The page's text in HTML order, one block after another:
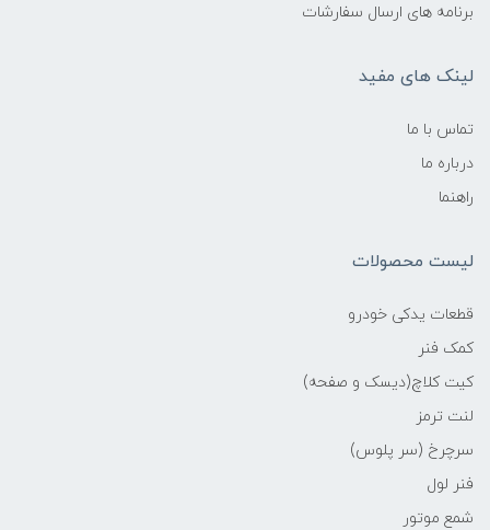
برنامه های ارسال سفارشات
لینک های مفید
تماس با ما
درباره ما
راهنما
لیست محصولات
قطعات یدکی خودرو
کمک فنر
کیت کلاچ(دیسک و صفحه)
لنت ترمز
سرچرخ (سر پلوس)
فنر لول
شمع موتور